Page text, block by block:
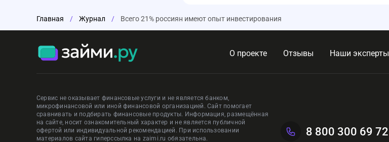
Главная / Журнал / Всего 21% россиян имеют опыт инвестирования
О проекте Отзывы Наши эксперты
Сервис не оказывает финансовые услуги и не является банком,
микрофинансовой или иной финансовой организацией. Сайт помогает
сравнивать и подбирать финансовые продукты. Информация, размещённая
на сайте, носит ознакомительный характер и не является публичной
офертой или индивидуальной рекомендацией. При использовании
материалов сайта гиперссылка на zaimi.ru обязательна.
8 800 300 69 72